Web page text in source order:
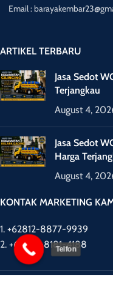
Email :
ARTIKEL TERBARU
Jasa Sedot
Terjangkau
August 4,
Jasa Sedot
Harga
August 4,
KONTAK MARKETING
1. +62812-8877-9939
2. +62877-8181-4188
Telfon